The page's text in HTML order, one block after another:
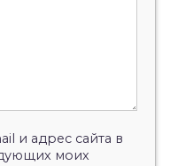
и адрес сайта в
моих